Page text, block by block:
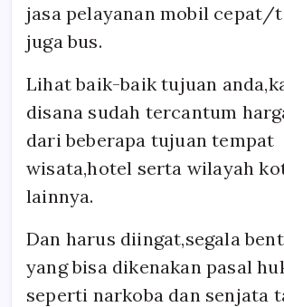
jasa pelayanan mobil cepat/
juga bus.
Lihat baik-baik tujuan
disana sudah tercantum
dari beberapa tujuan tempat
wisata,hotel serta wilayah
lainnya.
Dan harus diingat,segala
yang bisa dikenakan pasal
seperti narkoba dan senjata